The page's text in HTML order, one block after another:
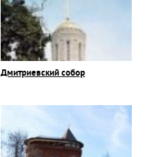
Дмитриевский собор